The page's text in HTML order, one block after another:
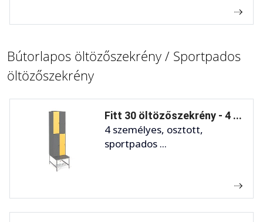
Bútorlapos öltözőszekrény / Sportpados
öltözőszekrény
Fitt 30 öltözőszekrény - 4 ...
4 személyes, osztott,
sportpados ...